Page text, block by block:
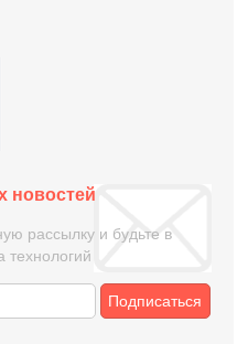
новостей
рассылку и будьте в
технологий
Подписаться